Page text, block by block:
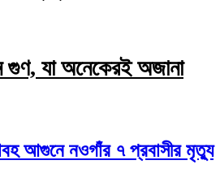
গুণ, যা অনেকেরই অজানা
আগুনে নওগাঁর ৭ প্রবাসীর মৃত্যু